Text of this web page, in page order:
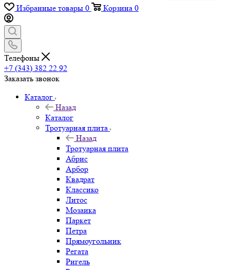
Избранные товары 0 Корзина 0
Телефоны
+7 (343) 382 22 92
Заказать звонок
Каталог
Назад
Каталог
Тротуарная плита
Назад
Тротуарная плита
Абрис
Арбор
Квадрат
Классико
Литос
Мозаика
Паркет
Петра
Прямоугольник
Регата
Ригель